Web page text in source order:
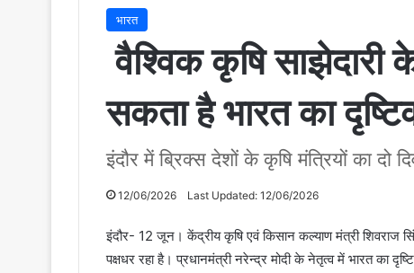
भारत
वैश्विक कृषि साझेदारी
सकता है भारत का
इंदौर में ब्रिक्स देशों के कृषि मंत्रियों का दो
12/06/2026 Last Updated: 12/06/2026
इंदौर- 12 जून। केंद्रीय कृषि एवं किसान कल्याण मंत्री शिवराज
पक्षधर रहा है। प्रधानमंत्री नरेन्द्र मोदी के नेतृत्व में भारत का